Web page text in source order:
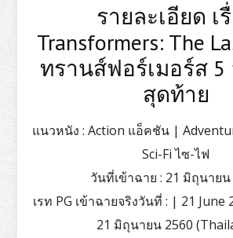
รายละเอียด เ
Transformers: The
ทรานส์ฟอร์เมอร์ส
สุดท้าย
แนวหนัง : Action แอ็คชัน |
Sci-Fi ไซ-ไฟ
วันที่เข้าฉาย : 21 มิถุนายน
เรท PG เข้าฉายจริงวันที่ : | 21 June
21 มิถุนายน 2560